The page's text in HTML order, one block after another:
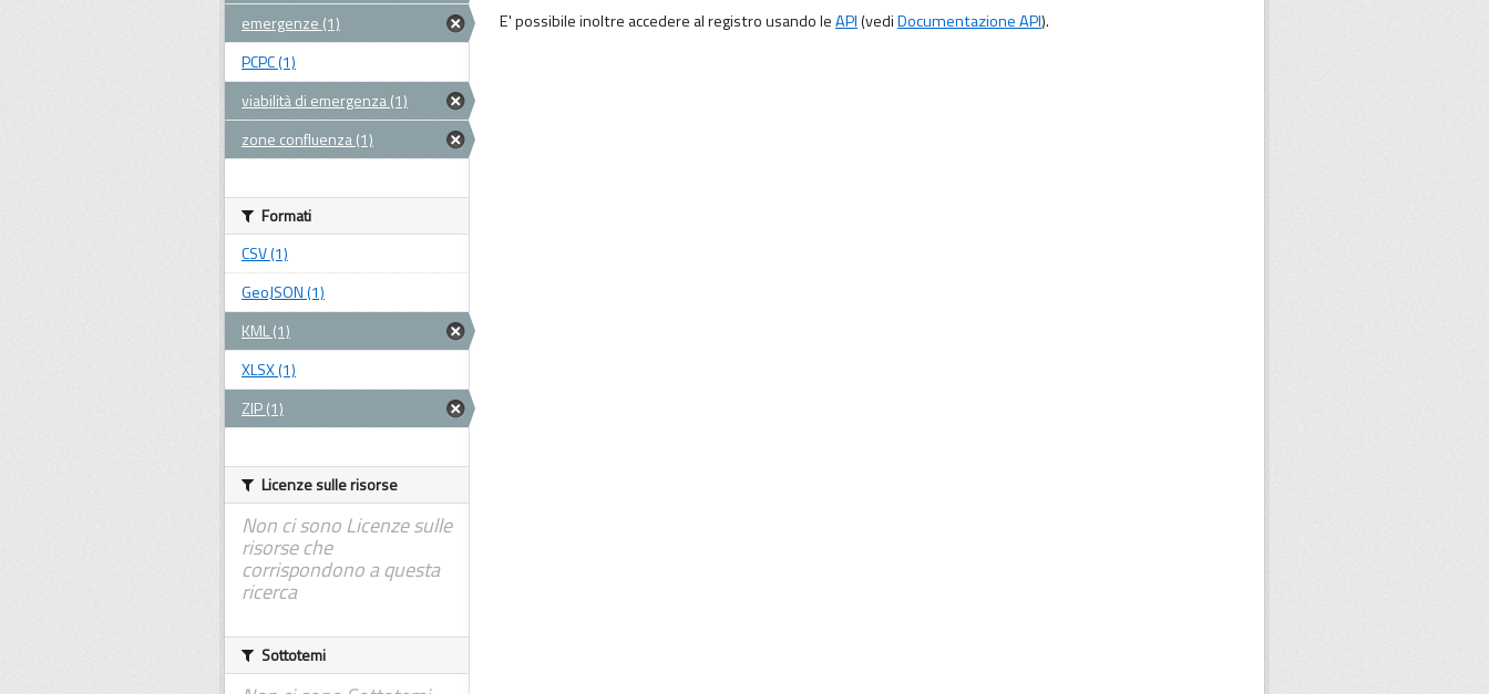
E' possibile inoltre accedere al registro usando leAPI(vediDocumentazione API).
emergenze (1)
PCPC (1)
viabilità di emergenza (1)
zone confluenza (1)
Formati
CSV (1)
GeoJSON (1)
KML (1)
XLSX (1)
ZIP (1)
Licenze sulle risorse
Non ci sono Licenze sulle
risorse che
corrispondono a questa
ricerca
Sottotemi